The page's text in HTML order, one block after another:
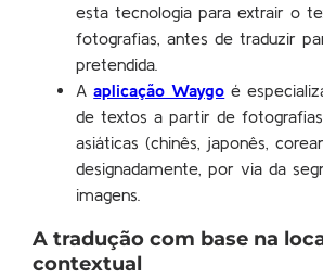
esta tecnologia para extrair o
fotografias, antes de traduzir
pretendida.
Aaplicação Waygo é
de textos a partir de
asiáticas (chinês, japonês,
designadamente, por via da
imagens.
A tradução com base na
contextual